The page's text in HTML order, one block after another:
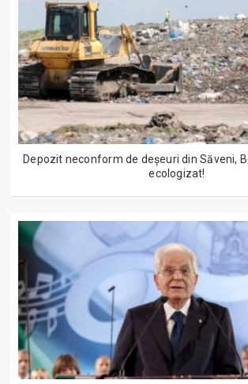
Depozit neconform de deșeuri din Săveni,
ecologizat!